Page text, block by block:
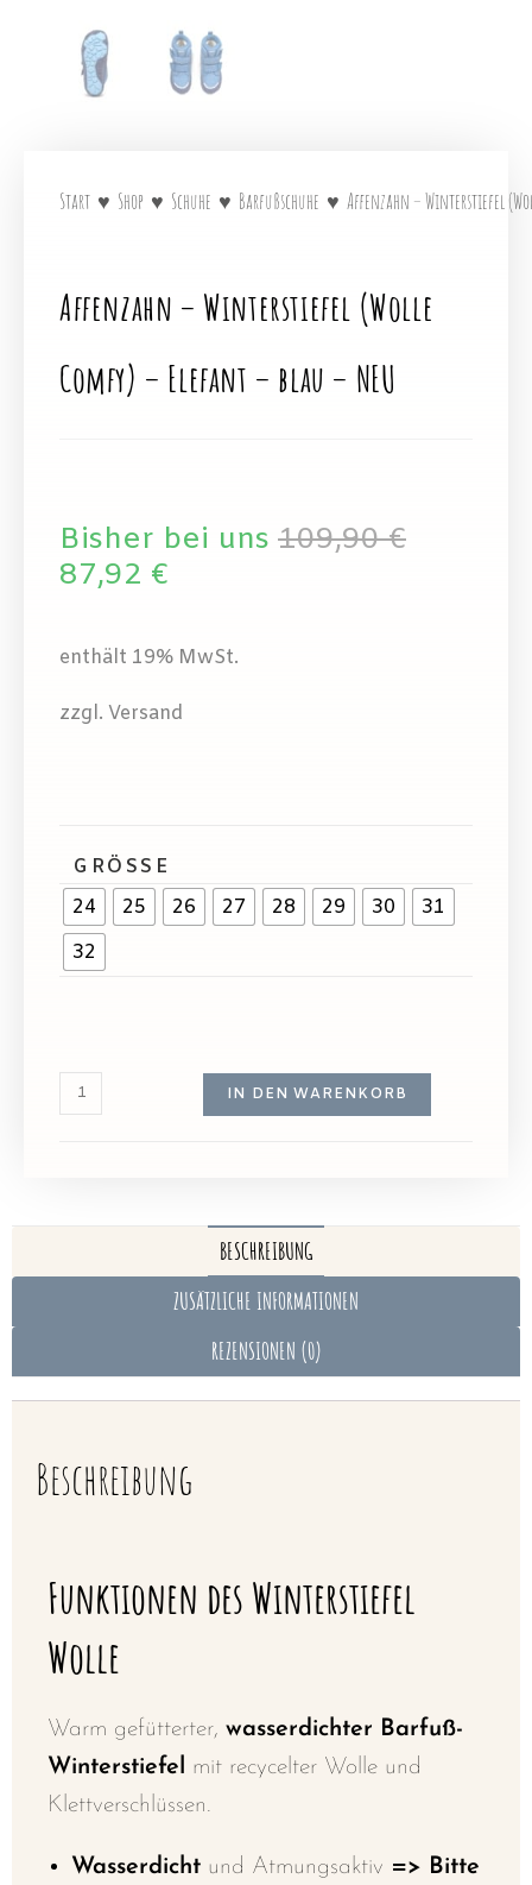
Start ♥ Shop ♥ Schuhe ♥ Barfußschuhe ♥ Affenzahn – Winterstiefel
Affenzahn – Winterstiefel (Wolle
Comfy) – Elefant – blau – NEU
Bisher bei uns 109,90€
87,92 €
enthält 19% MwSt.
zzgl. Versand
GRÖSSE
24
25 26 27 28 29 30
31
32
IN DEN WARENKORB
BESCHREIBUNG
ZUSÄTZLICHE INFORMATIONEN
REZENSIONEN (0)
Beschreibung
Funktionen des Winterstiefel
Wolle
Warm gefütterter, wasserdichter Barfuß-
Winterstiefel mit recycelter Wolle und
Klettverschlüssen.
Wasserdicht und Atmungsaktiv => Bitte